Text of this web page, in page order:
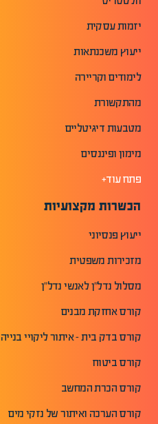
יזמות עסקית
ייעוץ משכנתאות
לימודים וקריירה
מהתקשורת
מטבעות דיגיטליים
מימון ופיננסים
פתח עוד+
הכשרות מקצועיות
ייעוץ פנסיוני
מזכירות משפטית
מסלול נדל"ן לאנשי נדל"ן
קורס אחזקת מבנים
קורס בדק בית - איתור ליקויי בנייה
קורס ביטוח
קורס הכרת המחשב
קורס הערכה ואיתור של נזקי מים